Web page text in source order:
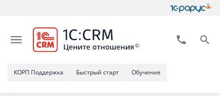
Обучение
Быстрый старт
КОРП Поддержка